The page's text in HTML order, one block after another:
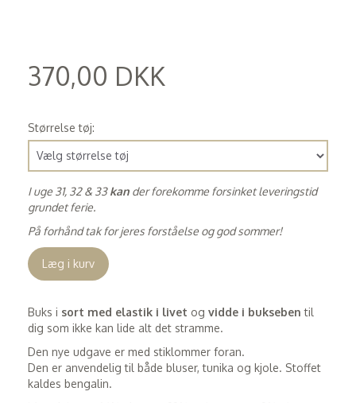
370,00 DKK
Størrelse tøj:
I uge 31, 32 & 33kan der forekomme forsinket leveringstid
grundet ferie.
På forhånd tak for jeres forståelse og god sommer!
Læg i kurv
Buks i sort med elastik i livet og vidde i bukseben til
dig som ikke kan lide alt det stramme.
Den nye udgave er med stiklommer foran.
Den er anvendelig til både bluser, tunika og kjole. Stoffet
kaldes bengalin.